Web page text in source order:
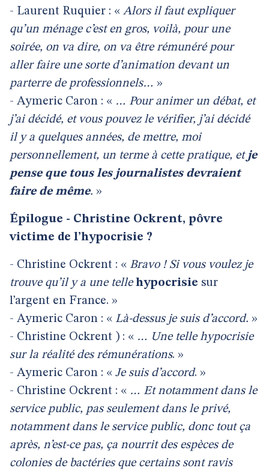
- Laurent Ruquier : « Alors il faut expliquer
qu’un ménage c’est en gros, voilà, pour une
soirée, on va dire, on va être rémunéré pour
aller faire une sorte d’animation devant un
parterre de professionnels… »
- Aymeric Caron : « … Pour animer un débat, et
j’ai décidé, et vous pouvez le vérifier, j’ai décidé
il y a quelques années, de mettre, moi
personnellement, un terme à cette pratique, et je
pense que tous les journalistes devraient
faire de même. »
Épilogue - Christine Ockrent, pôvre
victime de l’hypocrisie ?
- Christine Ockrent : « Bravo ! Si vous voulez je
trouve qu’il y a une telle hypocrisie sur
l’argent en France. »
- Aymeric Caron : « Là-dessus je suis d’accord. »
- Christine Ockrent ) : « … Une telle hypocrisie
sur la réalité des rémunérations. »
- Aymeric Caron : « Je suis d’accord. »
- Christine Ockrent : « … Et notamment dans le
service public, pas seulement dans le privé,
notamment dans le service public, donc tout ça
après, n’est-ce pas, ça nourrit des espèces de
colonies de bactéries que certains sont ravis